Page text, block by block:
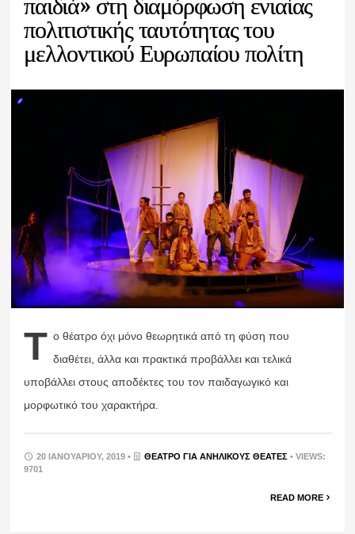
παιδιά» στη διαμόρφωση ενιαίας
πολιτιστικής ταυτότητας του
μελλοντικού Ευρωπαίου πολίτη
Τ ο θέατρο όχι μόνο θεωρητικά από τη φύση που
διαθέτει, άλλα και πρακτικά προβάλλει και τελικά
υποβάλλει στους αποδέκτες του τον παιδαγωγικό και
μορφωτικό του χαρακτήρα.
20 ΙΑΝΟΥΑΡΊΟΥ, 2019 • ΘΈΑΤΡΟ ΓΙΑ ΑΝΉΛΙΚΟΥΣ ΘΕΑΤΈΣ • VIEWS:
9701
READ MORE